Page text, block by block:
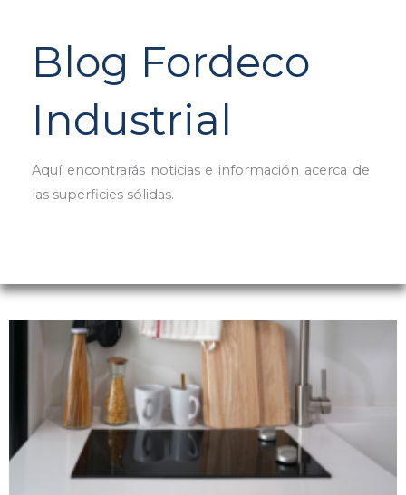
Blog Fordeco
Industrial
Aquí encontrarás noticias e información acerca de
las superficies sólidas.